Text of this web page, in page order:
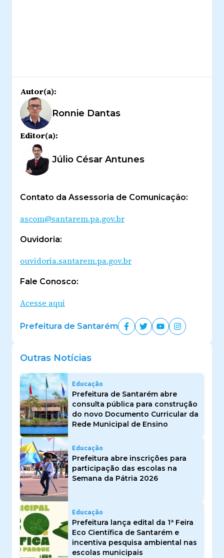
Autor(a):
Ronnie Dantas
Editor(a):
Júlio César Antunes
Contato da Assessoria de Comunicação:
ascom@santarem.pa.gov.br
Ouvidoria:
ouvidoria.santarem.pa.gov.br
Fale Conosco:
Acesse aqui
Prefeitura de Santarém
Outras Notícias
Educação
Prefeitura de Santarém abre
consulta pública para construção
do novo Documento Curricular da
Rede Municipal de Ensino
Educação
Prefeitura abre inscrições para
participação das escolas na
Semana da Pátria 2026
Educação
Prefeitura lança edital da 1ª Feira
Eco Científica de Santarém e
incentiva pesquisa ambiental nas
escolas municipais